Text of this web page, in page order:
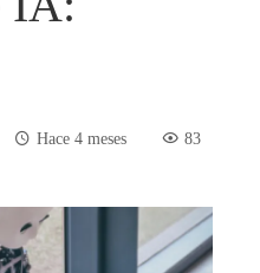
Hace 4 meses 83